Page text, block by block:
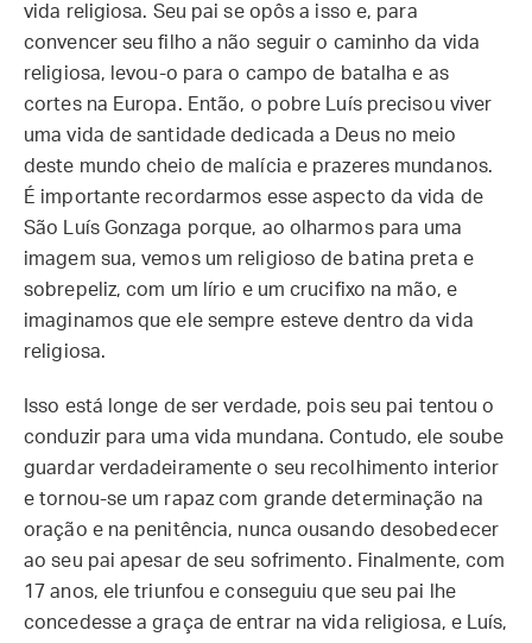
vida religiosa. Seu pai se opôs a isso e, para
convencer seu filho a não seguir o caminho da vida
religiosa, levou-o para o campo de batalha e as
cortes na Europa. Então, o pobre Luís precisou viver
uma vida de santidade dedicada a Deus no meio
deste mundo cheio de malícia e prazeres mundanos.
É importante recordarmos esse aspecto da vida de
São Luís Gonzaga porque, ao olharmos para uma
imagem sua, vemos um religioso de batina preta e
sobrepeliz, com um lírio e um crucifixo na mão, e
imaginamos que ele sempre esteve dentro da vida
religiosa.
Isso está longe de ser verdade, pois seu pai tentou o
conduzir para uma vida mundana. Contudo, ele soube
guardar verdadeiramente o seu recolhimento interior
e tornou-se um rapaz com grande determinação na
oração e na penitência, nunca ousando desobedecer
ao seu pai apesar de seu sofrimento. Finalmente, com
17 anos, ele triunfou e conseguiu que seu pai lhe
concedesse a graça de entrar na vida religiosa, e Luís,